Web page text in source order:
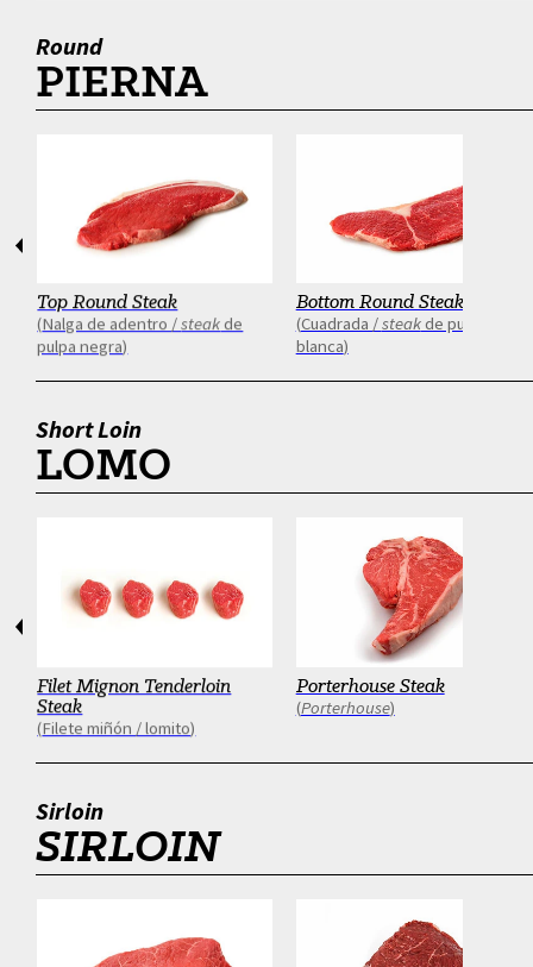
Round
PIERNA
Top Round Steak
Nalga de adentro /steakde
pulpa negra
Bottom Round Steak
Cuadrada /steakde pulpa
blanca
Anterior
Short Loin
LOMO
Filet Mignon Tenderloin
Steak
Filete miñón / lomito
Porterhouse Steak
Porterhouse
Anterior
Sirloin
SIRLOIN